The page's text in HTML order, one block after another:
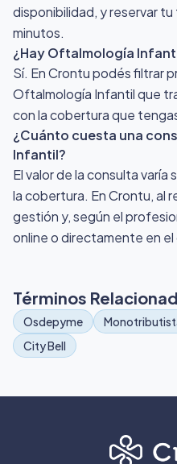
disponibilidad, y reservar
minutos.
¿Hay Oftalmología
Sí. En Crontu podés filtrar
Oftalmología Infantil que
con la cobertura que
¿Cuánto cuesta una
Infantil?
El valor de la consulta varía
la cobertura. En Crontu, al
gestión y, según el
online o directamente en
Términos
Osdepyme
City Bell